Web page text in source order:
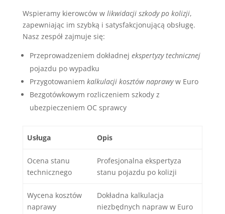
Wspieramy kierowców w likwidacji szkody po kolizji,
zapewniając im szybką i satysfakcjonującą obsługę.
Nasz zespół zajmuje się:
Przeprowadzeniem dokładnej ekspertyzy technicznej
pojazdu po wypadku
Przygotowaniem kalkulacji kosztów naprawyw Euro
Bezgotówkowym rozliczeniem szkody z
ubezpieczeniem OC sprawcy
Usługa Opis
Ocena stanu
technicznego
Profesjonalna ekspertyza
stanu pojazdu po kolizji
Wycena kosztów
naprawy
Dokładna kalkulacja
niezbędnych napraw w Euro